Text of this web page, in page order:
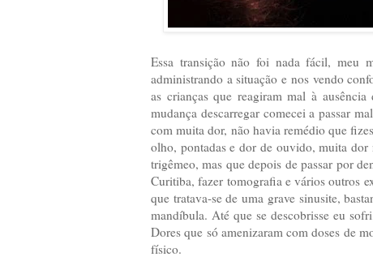
Essa transição não foi nada fácil, meu
administrando a situação e nos vendo
as crianças que reagiram mal à
mudança descarregar comecei a passar
com muita dor, não havia remédio que
olho, pontadas e dor de ouvido, muita dor
trigêmeo, mas que depois de passar por
Curitiba, fazer tomografia e vários outros
que tratava-se de uma grave sinusite,
mandíbula. Até que se descobrisse eu
Dores que só amenizaram com doses de
físico.